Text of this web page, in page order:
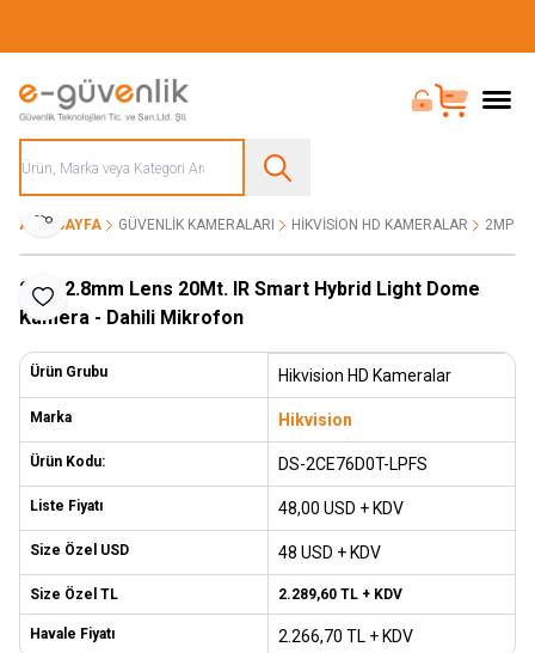
Bayi Girişi
Sepet
ANA SAYFA GÜVENLIK KAMERALARI HIKVISION HD KAMERALAR 2MP
Favoriye Ekle
Paylaş
2MP 2.8mm Lens 20Mt. IR Smart Hybrid Light Dome
Kamera - Dahili Mikrofon
Ürün Grubu Hikvision HD Kameralar
Marka Hikvision
Ürün Kodu: DS-2CE76D0T-LPFS
Liste Fiyatı 48,00 USD + KDV
Size Özel USD 48 USD + KDV
Size Özel TL 2.289,60 TL + KDV
Havale Fiyatı 2.266,70 TL + KDV